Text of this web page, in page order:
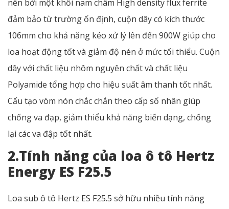
nên bởi một khối nam châm High density flux ferrite
đảm bảo từ trường ổn định, cuộn dây có kích thước
106mm cho khả năng kéo xử lý lên đến 900W giúp cho
loa hoạt động tốt và giảm độ nén ở mức tối thiểu. Cuộn
dây với chất liệu nhôm nguyên chất và chất liệu
Polyamide tổng hợp cho hiệu suất âm thanh tốt nhất.
Cấu tạo vòm nón chắc chắn theo cấp số nhân giúp
chống va đạp, giảm thiểu khả năng biến dạng, chống
lại các va đập tốt nhất.
2.Tính năng của loa ô tô Hertz
Energy ES F25.5
Loa sub ô tô Hertz ES F25.5 sở hữu nhiều tính năng